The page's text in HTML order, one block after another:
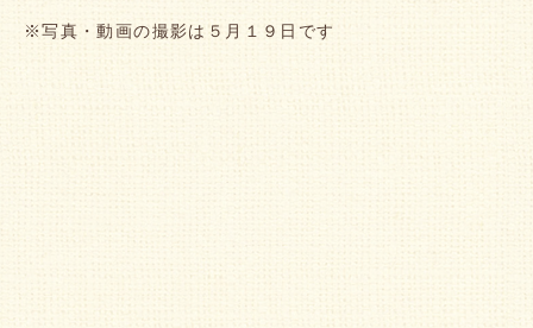
※写真・動画の撮影は５月１９日です